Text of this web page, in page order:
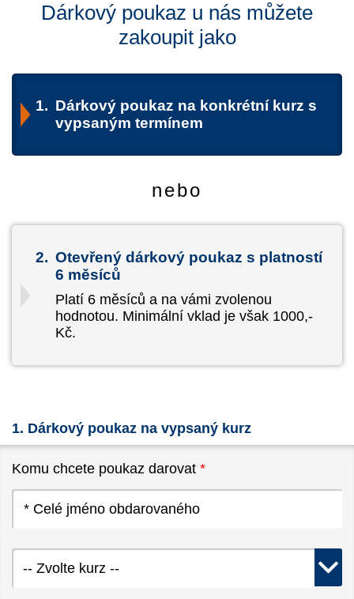
Dárkový poukaz u nás můžete
zakoupit jako
1. Dárkový poukaz na konkrétní kurz s
vypsaným termínem
nebo
2. Otevřený dárkový poukaz s platností
6 měsíců
Platí 6 měsíců a na vámi zvolenou
hodnotou. Minimální vklad je však 1000,-
Kč.
1. Dárkový poukaz na vypsaný kurz
Komu chcete poukaz darovat *
-- Zvolte kurz --